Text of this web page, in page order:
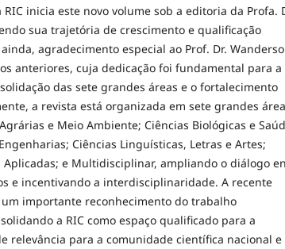
inicia este novo volume sob a editoria da Profa.
sua trajetória de crescimento e qualificação
agradecimento especial ao Prof. Dr.
anteriores, cuja dedicação foi fundamental para a
das sete grandes áreas e o fortalecimento
a revista está organizada em sete grandes
e Meio Ambiente; Ciências Biológicas e
Ciências Linguísticas, Letras e Artes;
Aplicadas; e Multidisciplinar, ampliando o diálogo
e incentivando a interdisciplinaridade. A recente
importante reconhecimento do trabalho
a RIC como espaço qualificado para a
relevância para a comunidade científica nacional e